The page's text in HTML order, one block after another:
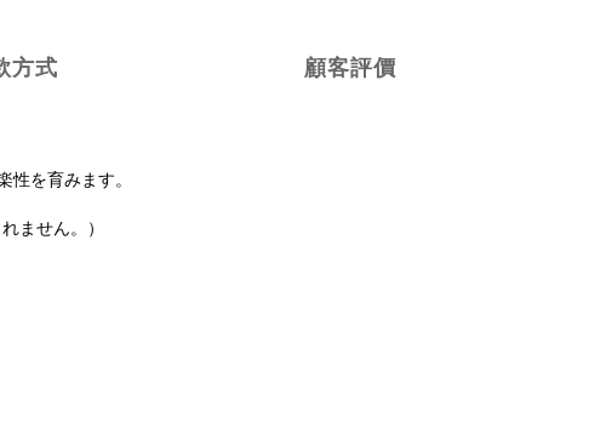
方式 顧客評價
を育みます。
ません。）